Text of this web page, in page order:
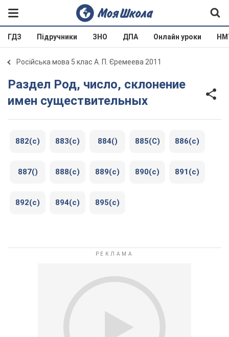
ГДЗ Підручники ЗНО ДПА Онлайн уроки
Російська мова 5 клас А. П. Єремеева 2011
Раздел Род, число, склонение
имен существительных
882(с) 883(с) 884() 885(С) 886(с)
887() 888(с) 889(с) 890(с) 891(с)
892(с) 894(с) 895(с)